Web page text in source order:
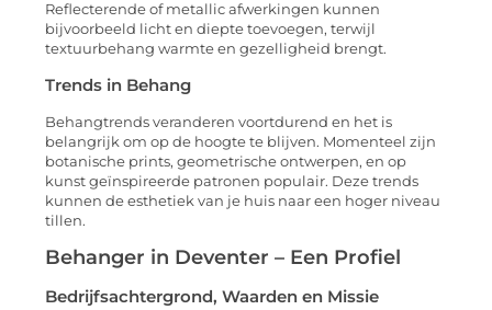
Reflecterende of metallic afwerkingen kunnen
bijvoorbeeld licht en diepte toevoegen, terwijl
textuurbehang warmte en gezelligheid brengt.
Trends in Behang
Behangtrends veranderen voortdurend en het is
belangrijk om op de hoogte te blijven. Momenteel zijn
botanische prints, geometrische ontwerpen, en op
kunst geïnspireerde patronen populair. Deze trends
kunnen de esthetiek van je huis naar een hoger niveau
tillen.
Behanger in Deventer – Een Profiel
Bedrijfsachtergrond, Waarden en Missie